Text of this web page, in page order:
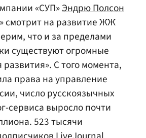
«СУП»Эндрю Полсон
смотрит на развитие ЖЖ
что и за пределами
существуют огромные
С того момента,
права на управление
число русскоязычных
сервиса выросло почти
523 тысячи